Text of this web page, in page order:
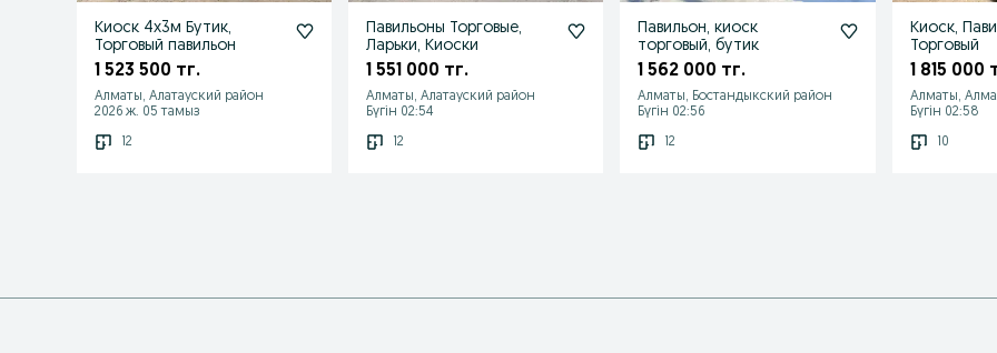
Киоск 4х3м Бутик,
Торговый павильон
1 523 500 тг.
Алматы, Алатауский район
2026 ж. 05 тамыз
12
Павильоны Торговые,
Ларьки, Киоски
1 551 000 тг.
Алматы, Алатауский район
Бүгін 02:54
12
Павильон, киоск
торговый, бутик
1 562 000 тг.
Алматы, Бостандыкский район
Бүгін 02:56
12
Киоск,
Торговый
1 815 000
Алматы,
Бүгін 02:58
10